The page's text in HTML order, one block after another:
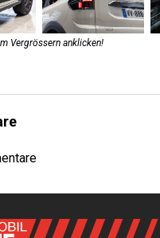
Vergrössern anklicken!